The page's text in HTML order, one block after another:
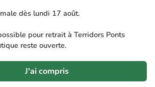
dès lundi 17 août.
pour retrait à Terridors Ponts
reste ouverte.
J'ai compris